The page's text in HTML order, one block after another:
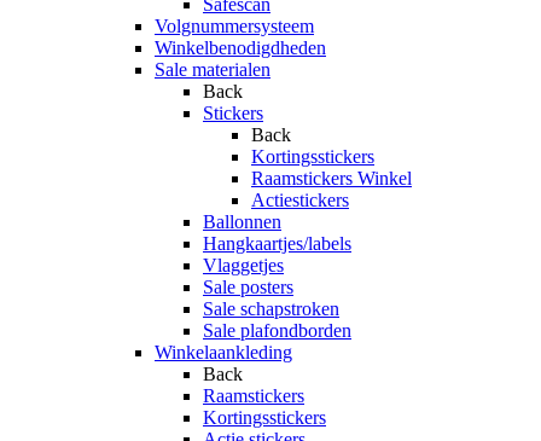
Safescan
Volgnummersysteem
Winkelbenodigdheden
Sale materialen
Back
Stickers
Back
Kortingsstickers
Raamstickers Winkel
Actiestickers
Ballonnen
Hangkaartjes/labels
Vlaggetjes
Sale posters
Sale schapstroken
Sale plafondborden
Winkelaankleding
Back
Raamstickers
Kortingsstickers